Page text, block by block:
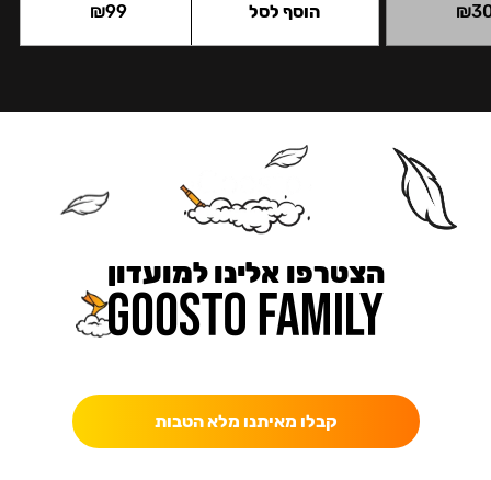
₪
₪99 הוסף לסל
הצטרפו אלינו למועדון
קבלו מאיתנו מלא הטבות